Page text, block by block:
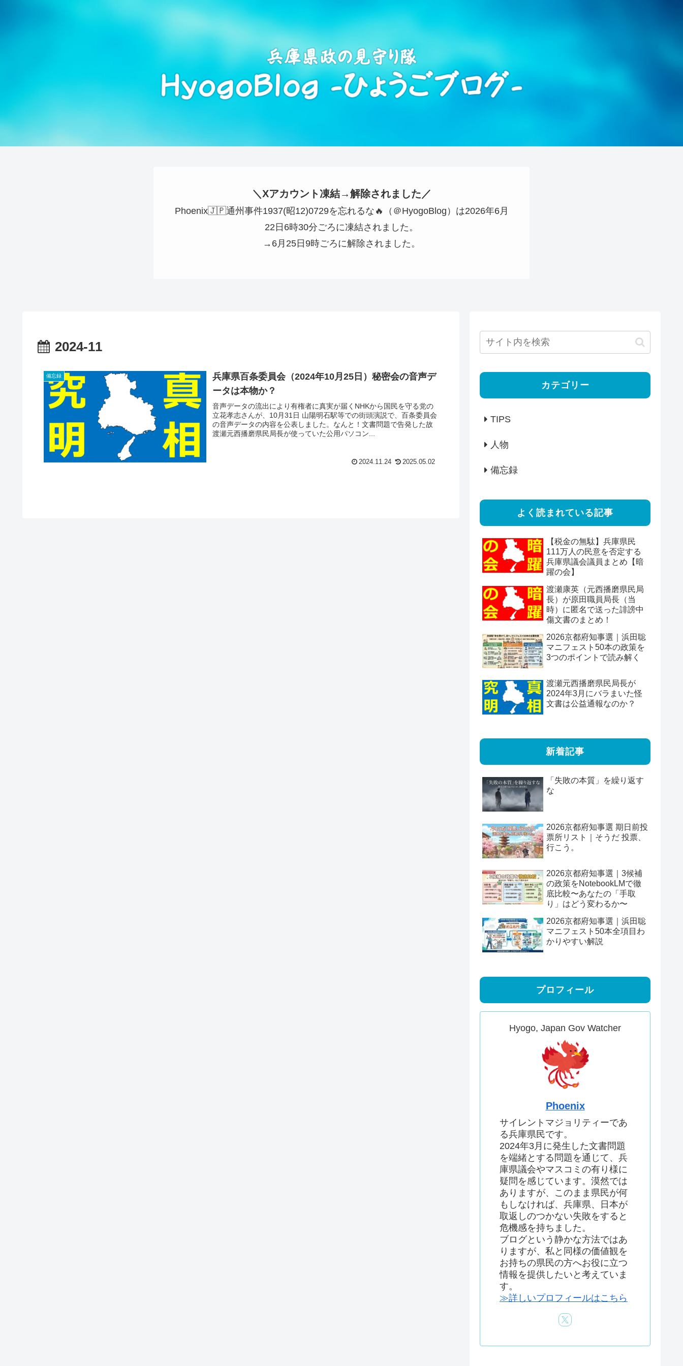
＼Xアカウント凍結→解除されました／
Phoenix🇯🇵通州事件1937(昭12)0729を忘れるな🔥（＠HyogoBlog）は2026年6月
22日6時30分ごろに凍結されました。
→6月25日9時ごろに解除されました。
2024-11
備忘録
兵庫県百条委員会（2024年10月25日）秘密会の音声デ
ータは本物か？
音声データの流出により有権者に真実が届くNHKから国民を守る党の
立花孝志さんが、10月31日 山陽明石駅等での街頭演説で、百条委員会
の音声データの内容を公表しました。なんと！文書問題で告発した故
渡瀬元西播磨県民局長が使っていた公用パソコン...
2024.11.24 2025.05.02
カテゴリー
TIPS
人物
備忘録
よく読まれている記事
【税金の無駄】兵庫県民
111万人の民意を否定する
兵庫県議会議員まとめ【暗
躍の会】
渡瀬康英（元西播磨県民局
長）が原田職員局長（当
時）に匿名で送った誹謗中
傷文書のまとめ！
2026京都府知事選｜浜田聡
マニフェスト50本の政策を
3つのポイントで読み解く
渡瀬元西播磨県民局長が
2024年3月にバラまいた怪
文書は公益通報なのか？
新着記事
「失敗の本質」を繰り返す
な
2026京都府知事選 期日前投
票所リスト｜そうだ 投票、
行こう。
2026京都府知事選｜3候補
の政策をNotebookLMで徹
底比較〜あなたの「手取
り」はどう変わるか〜
2026京都府知事選｜浜田聡
マニフェスト50本全項目わ
かりやすい解説
プロフィール
Hyogo, Japan Gov Watcher
Phoenix
サイレントマジョリティーであ
る兵庫県民です。
2024年3月に発生した文書問題
を端緒とする問題を通じて、兵
庫県議会やマスコミの有り様に
疑問を感じています。漠然では
ありますが、このまま県民が何
もしなければ、兵庫県、日本が
取返しのつかない失敗をすると
危機感を持ちました。
ブログという静かな方法ではあ
りますが、私と同様の価値観を
お持ちの県民の方へお役に立つ
情報を提供したいと考えていま
す。
≫詳しいプロフィールはこちら